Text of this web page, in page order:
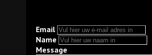
Email
Name
Message